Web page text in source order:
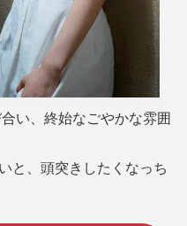
い、終始なごやかな雰囲
と、頭突きしたくなっち